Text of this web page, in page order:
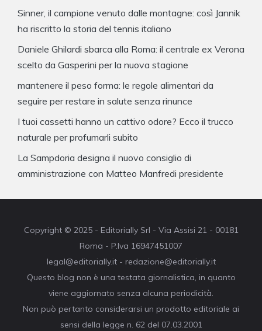
Sinner, il campione venuto dalle montagne: così Jannik
ha riscritto la storia del tennis italiano
Daniele Ghilardi sbarca alla Roma: il centrale ex Verona
scelto da Gasperini per la nuova stagione
mantenere il peso forma: le regole alimentari da
seguire per restare in salute senza rinunce
I tuoi cassetti hanno un cattivo odore? Ecco il trucco
naturale per profumarli subito
La Sampdoria designa il nuovo consiglio di
amministrazione con Matteo Manfredi presidente
Copyright © 2025 - Editorially Srl - Via Assisi 21 - 00181
Roma - P.Iva 16947451007
legal@editorially.it - redazione@editorially.it
Questo blog non è una testata giornalistica, in quanto
viene aggiornato senza alcuna periodicità.
Non può pertanto considerarsi un prodotto editoriale ai
sensi della legge n. 62 del 07.03.2001